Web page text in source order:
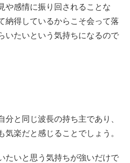
や感情に振り回されることな
納得しているからこそ会って落
いたいという気持ちになるので
分と同じ波長の持ち主であり、
楽だと感じることでしょう。
たいと思う気持ちが強いだけで